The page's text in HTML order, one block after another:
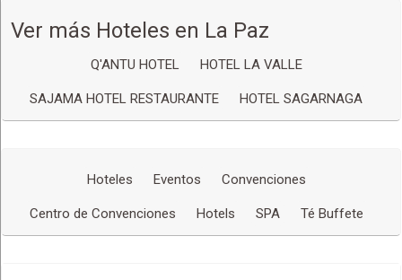
200 m
Leaflet| Map data ©OpenStreetMapcontributors,CC-BY-SA
Ver mapa más grande
Cómo llegar
Redes Sociales
Ver más Hoteles en La Paz
Q'ANTU HOTEL HOTEL LA VALLE
SAJAMA HOTEL RESTAURANTE HOTEL SAGARNAGA
Hoteles Eventos Convenciones
Centro de Convenciones Hotels SPA Té Buffete